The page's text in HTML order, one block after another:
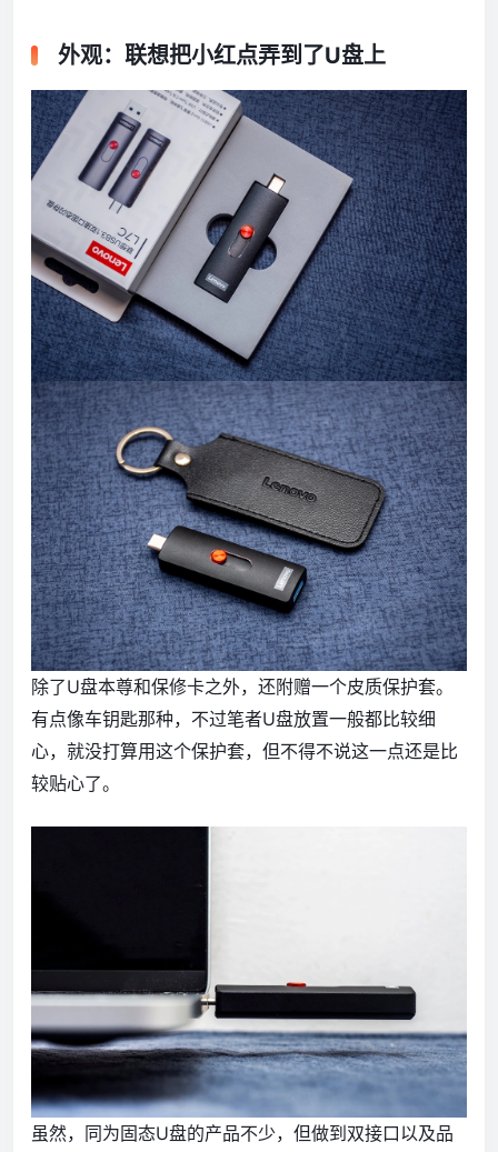
外观：联想把小红点弄到了U盘上
除了U盘本尊和保修卡之外，还附赠一个皮质保护套。
有点像车钥匙那种，不过笔者U盘放置一般都比较细
心，就没打算用这个保护套，但不得不说这一点还是比
较贴心了。
虽然，同为固态U盘的产品不少，但做到双接口以及品